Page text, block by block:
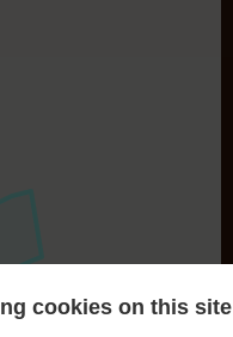
cookies on this site